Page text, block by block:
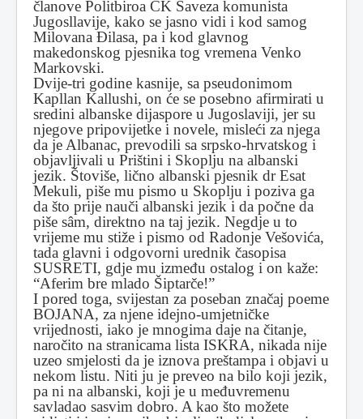
članove Politbiroa CK Saveza komunista
Jugosllavije, kako se jasno vidi i kod samog
Milovana Ðilasa, pa i kod glavnog
makedonskog pjesnika tog vremena Venko
Markovski.
Dvije-tri godine kasnije, sa pseudonimom
Kapllan Kallushi, on će se posebno afirmirati u
sredini albanske dijaspore u Jugoslaviji, jer su
njegove pripovijetke i novele, misleći za njega
da je Albanac, prevodili sa srpsko-hrvatskog i
objavljivali u Prištini i Skoplju na albanski
jezik. Štoviše, lično albanski pjesnik dr Esat
Mekuli, piše mu pismo u Skoplju i poziva ga
da što prije nauči albanski jezik i da počne da
piše sâm, direktno na taj jezik. Negdje u to
vrijeme mu stiže i pismo od Radonje Vešovića,
tada glavni i odgovorni urednik časopisa
SUSRETI, gdje mu između ostalog i on kaže:
“Aferim bre mlado Šiptarče!”
I pored toga, svijestan za poseban značaj poeme
BOJANA, za njene idejno-umjetničke
vrijednosti, iako je mnogima daje na čitanje,
naročito na stranicama lista ISKRA, nikada nije
uzeo smjelosti da je iznova preštampa i objavi u
nekom listu. Niti ju je preveo na bilo koji jezik,
pa ni na albanski, koji je u međuvremenu
savladao sasvim dobro. A kao što možete